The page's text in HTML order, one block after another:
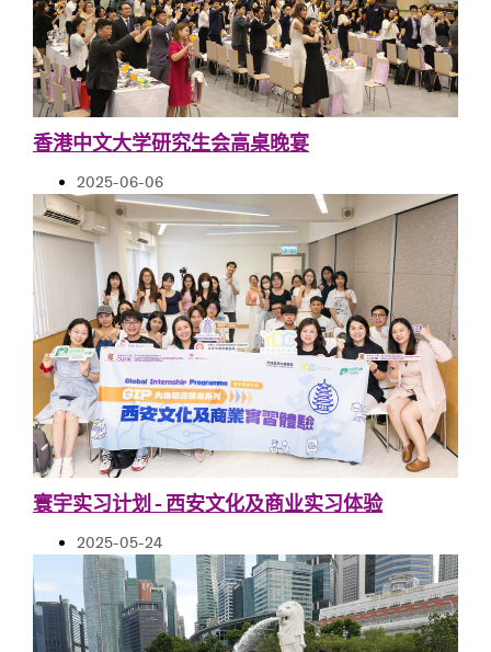
香港中文大学研究生会高桌晚宴
2025-06-06
寰宇实习计划 - 西安文化及商业实习体验
2025-05-24